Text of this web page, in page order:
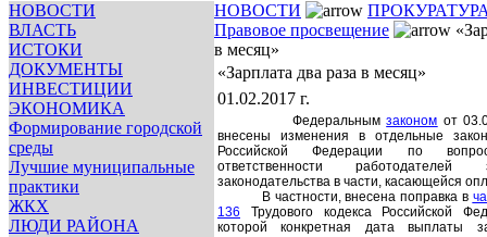
НОВОСТИ
ВЛАСТЬ
ИСТОКИ
ДОКУМЕНТЫ
ИНВЕСТИЦИИ
ЭКОНОМИКА
Формирование городской
среды
Лучшие муниципальные
практики
ЖКХ
ЛЮДИ РАЙОНА
НОВОСТИ
Правовое просвещение
в месяц»
«Зарплата два раза в месяц»
01.02.2017 г.
Федеральным законом от
внесены изменения в отдельные
Российской Федерации по
ответственности
законодательства в части, касающейся
В частности, внесена поправка в
136
Трудового кодекса Российской
которой конкретная дата выплаты